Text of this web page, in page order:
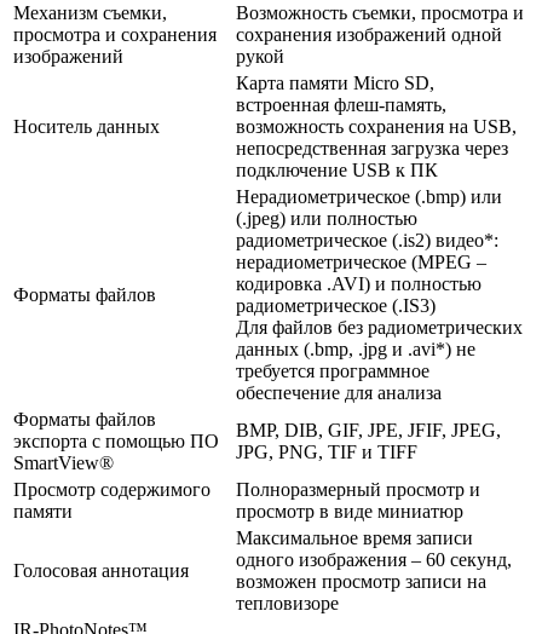
Механизм съемки,
просмотра и сохранения
изображений
Возможность съемки, просмотра и
сохранения изображений одной
рукой
Носитель данных
Карта памяти Micro SD,
встроенная флеш-память,
возможность сохранения на USB,
непосредственная загрузка через
подключение USB к ПК
Форматы файлов
Нерадиометрическое (.bmp) или
(.jpeg) или полностью
радиометрическое (.is2) видео*:
нерадиометрическое (MPEG –
кодировка .AVI) и полностью
радиометрическое (.IS3)
Для файлов без радиометрических
данных (.bmp, .jpg и .avi*) не
требуется программное
обеспечение для анализа
Форматы файлов
экспорта с помощью ПО
SmartView®
BMP, DIB, GIF, JPE, JFIF, JPEG,
JPG, PNG, TIF и TIFF
Просмотр содержимого
памяти
Полноразмерный просмотр и
просмотр в виде миниатюр
Голосовая аннотация
Максимальное время записи
одного изображения – 60 секунд,
возможен просмотр записи на
тепловизоре
IR-PhotoNotes™